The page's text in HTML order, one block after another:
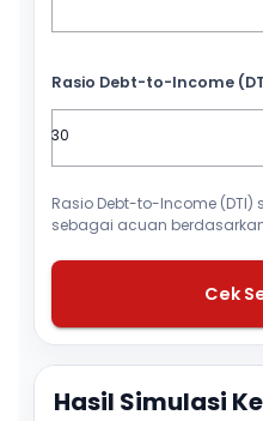
Rasio Debt-to-Income
Rasio Debt-to-Income (DTI)
sebagai acuan
Cek
Hasil Simulasi